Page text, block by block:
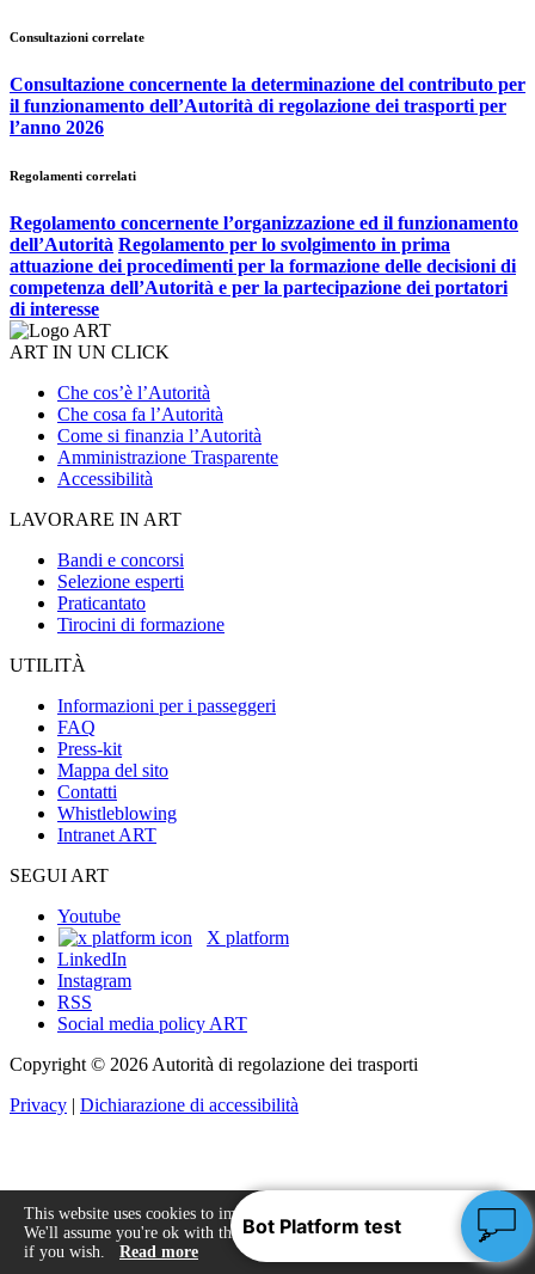
Consultazioni correlate
Consultazione concernente la determinazione del contributo per
il funzionamento dell’Autorità di regolazione dei trasporti per
l’anno 2026
Regolamenti correlati
Regolamento concernente l’organizzazione ed il funzionamento
dell’Autorità Regolamento per lo svolgimento in prima
attuazione dei procedimenti per la formazione delle decisioni di
competenza dell’Autorità e per la partecipazione dei portatori
di interesse
ART IN UN CLICK
Che cos’è l’Autorità
Che cosa fa l’Autorità
Come si finanzia l’Autorità
Amministrazione Trasparente
Accessibilità
LAVORARE IN ART
Bandi e concorsi
Selezione esperti
Praticantato
Tirocini di formazione
UTILITÀ
Informazioni per i passeggeri
FAQ
Press-kit
Mappa del sito
Contatti
Whistleblowing
Intranet ART
SEGUI ART
Youtube
X platform
LinkedIn
Instagram
RSS
Social media policy ART
Copyright © 2026 Autorità di regolazione dei trasporti
Privacy | Dichiarazione di accessibilità
This website uses cookies to improve your experience.
We'll assume you're ok with this, but you can opt-out
if you wish. Read more
Accept